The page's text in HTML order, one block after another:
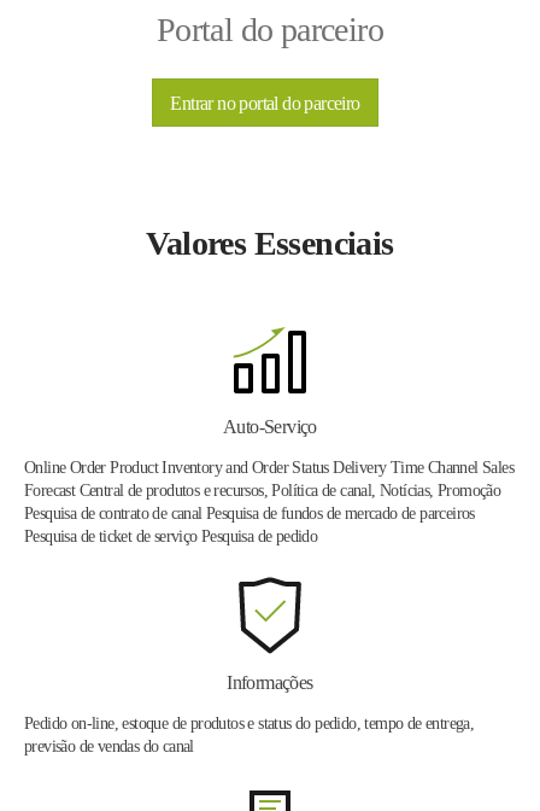
Portal do parceiro
Entrar no portal do parceiro
Valores Essenciais
Auto-Serviço
Online Order Product Inventory and Order Status Delivery Time Channel Sales
Forecast Central de produtos e recursos, Política de canal, Notícias, Promoção
Pesquisa de contrato de canal Pesquisa de fundos de mercado de parceiros
Pesquisa de ticket de serviço Pesquisa de pedido
Informações
Pedido on-line, estoque de produtos e status do pedido, tempo de entrega,
previsão de vendas do canal